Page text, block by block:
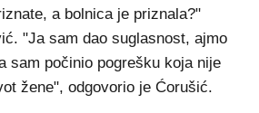
a bolnica je priznala?"
"Ja sam dao suglasnost, ajmo
sam počinio pogrešku koja nije
žene", odgovorio je Ćorušić.